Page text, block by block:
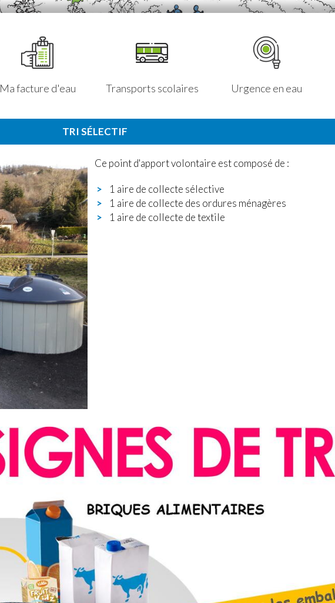
Ma facture d'eau Transports scolaires Urgence en eau
TRI SÉLECTIF
Ce point d'apport volontaire est composé de :
1 aire de collecte sélective
1 aire de collecte des ordures ménagères
1 aire de collecte de textile